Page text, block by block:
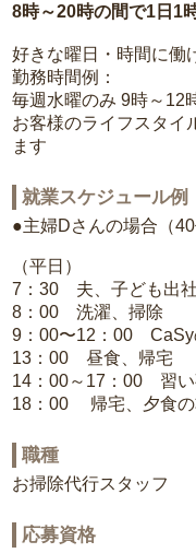
8時～20時の間で1日1
好きな曜日・時間に働
勤務時間例：
毎週水曜のみ 9時～12
お客様のライフスタイ
ます
就業スケジュール例
●主婦Dさんの場合（40
（平日）
7：30 夫、子ども出
8：00 洗濯、掃除
9：00〜12：00 CaSy
13：00 昼食、帰宅
14：00～17：00 習
18：00 帰宅、夕食の
職種
お掃除代行スタッフ
応募資格